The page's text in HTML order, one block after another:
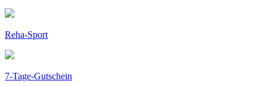
Reha-Sport
7-Tage-Gutschein